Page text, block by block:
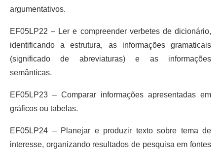
argumentativos.
EF05LP22 – Ler e compreender verbetes de dicionário,
identificando a estrutura, as informações gramaticais
(significado de abreviaturas) e as informações
semânticas.
EF05LP23 – Comparar informações apresentadas em
gráficos ou tabelas.
EF05LP24 – Planejar e produzir texto sobre tema de
interesse, organizando resultados de pesquisa em fontes